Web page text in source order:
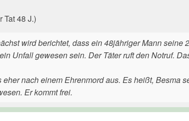
Tat 48 J.)
wird berichtet, dass ein 48jähriger Mann seine
Unfall gewesen sein. Der Täter ruft den Notruf.
nach einem Ehrenmord aus. Es heißt, Besma
Er kommt frei.